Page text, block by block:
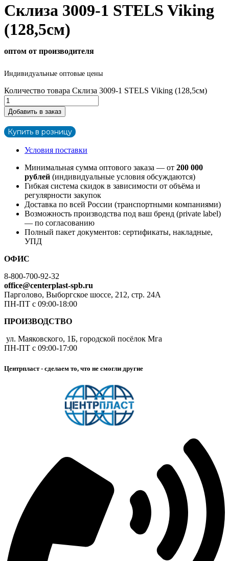
Склиза 3009-1 STELS Viking
(128,5см)
оптом от производителя
Индивидуальные оптовые цены
Количество товара Склиза 3009-1 STELS Viking (128,5см)
Добавить в заказ
Купить в розницу
Условия поставки
Минимальная сумма оптового заказа — от 200 000
рублей (индивидуальные условия обсуждаются)
Гибкая система скидок в зависимости от объёма и
регулярности закупок
Доставка по всей России (транспортными компаниями)
Возможность производства под ваш бренд (private label)
— по согласованию
Полный пакет документов: сертификаты, накладные,
УПД
ОФИС
8-800-700-92-32
office@centerplast-spb.ru
Парголово, Выборгское шоссе, 212, стр. 24А
ПН-ПТ с 09:00-18:00
ПРОИЗВОДСТВО
ул. Маяковского, 1Б, городской посёлок Мга
ПН-ПТ с 09:00-17:00
Центрпласт - сделаем то, что не смогли другие